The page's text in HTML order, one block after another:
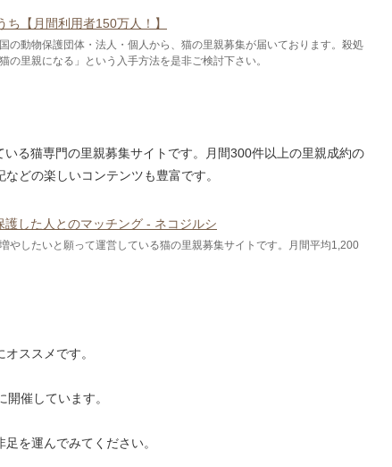
【月間利用者150万人！】
の動物保護団体・法人・個人から、猫の里親募集が届いております。殺処
里親になる」という入手方法を是非ご検討下さい。
る猫専門の里親募集サイトです。月間300件以上の里親成約の
どの楽しいコンテンツも豊富です。
した人とのマッチング - ネコジルシ
やしたいと願って運営している猫の里親募集サイトです。月間平均1,200
ススメです。
催しています。
を運んでみてください。